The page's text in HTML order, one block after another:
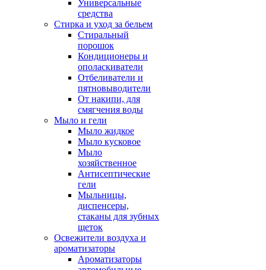
Универсальные
средства
Стирка и уход за бельем
Стиральный
порошок
Кондиционеры и
ополаскиватели
Отбеливатели и
пятновыводители
От накипи, для
смягчения воды
Мыло и гели
Мыло жидкое
Мыло кусковое
Мыло
хозяйственное
Антисептические
гели
Мыльницы,
диспенсеры,
стаканы для зубных
щеток
Освежители воздуха и
ароматизаторы
Ароматизаторы